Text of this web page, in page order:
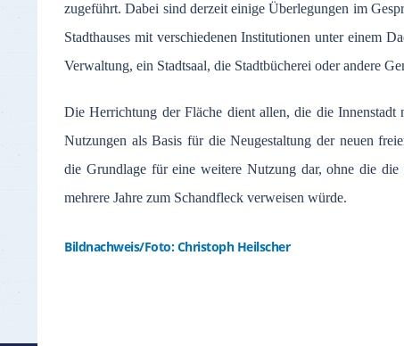
zugeführt. Dabei sind derzeit einige Überlegungen im
Stadthauses mit verschiedenen Institutionen unter einem
Verwaltung, ein Stadtsaal, die Stadtbücherei oder andere
Die Herrichtung der Fläche dient allen, die die Innenstadt
Nutzungen als Basis für die Neugestaltung der neuen
die Grundlage für eine weitere Nutzung dar, ohne die die
mehrere Jahre zum Schandfleck verweisen würde.
Bildnachweis/Foto: Christoph Heilscher